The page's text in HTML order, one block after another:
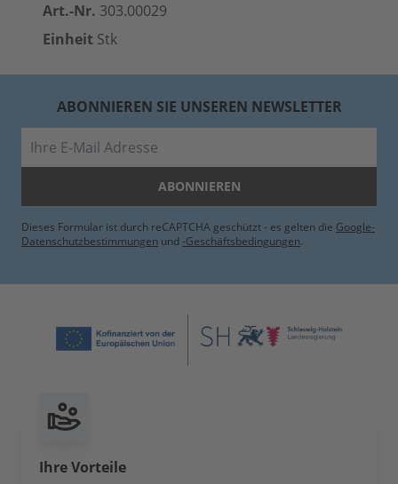
Art.-Nr. 303.00029
Einheit Stk
ABONNIEREN SIE UNSEREN NEWSLETTER
ABONNIEREN
Dieses Formular ist durch reCAPTCHA geschützt - es gelten die Google-
Datenschutzbestimmungen und -Geschäftsbedingungen.
Ihre Vorteile